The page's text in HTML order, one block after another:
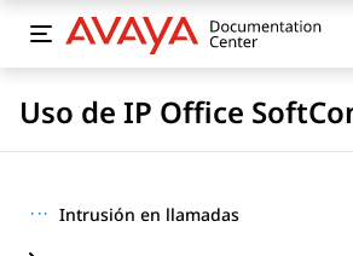
Uso de IP Office
··· Intrusión en llamadas